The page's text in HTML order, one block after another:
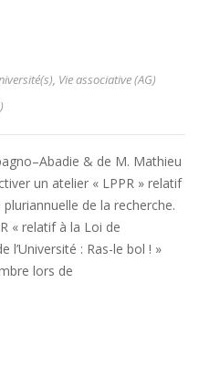
, Vie associative (AG)
& de M. Mathieu
un atelier « LPPR » relatif
de la recherche.
« relatif à la Loi de
l’Université : Ras-le bol ! »
lors de